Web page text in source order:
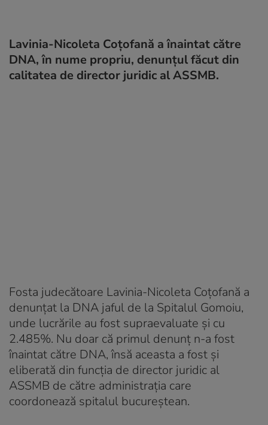
Lavinia-Nicoleta Coțofană a înaintat către
DNA, în nume propriu, denunțul făcut din
calitatea de director juridic al ASSMB.
Fosta judecătoare Lavinia-Nicoleta Coțofană a
denunțat la DNA jaful de la Spitalul Gomoiu,
unde lucrările au fost supraevaluate și cu
2.485%. Nu doar că primul denunț n-a fost
înaintat către DNA, însă aceasta a fost și
eliberată din funcția de director juridic al
ASSMB de către administrația care
coordonează spitalul bucureștean.